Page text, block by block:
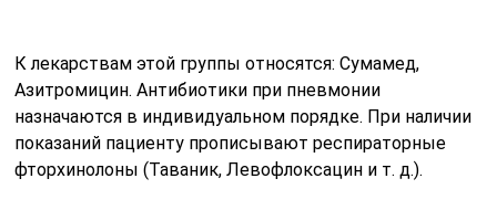
К лекарствам этой группы относятся: Сумамед,
Азитромицин. Антибиотики при пневмонии
назначаются в индивидуальном порядке. При наличии
показаний пациенту прописывают респираторные
фторхинолоны (Таваник, Левофлоксацин и т. д.).